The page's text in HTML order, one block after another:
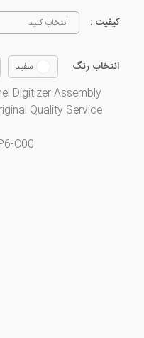
کیفیت : انتخاب کنید
انتخاب رنگ سفید
Digitizer Assembly
Quality Service
C00